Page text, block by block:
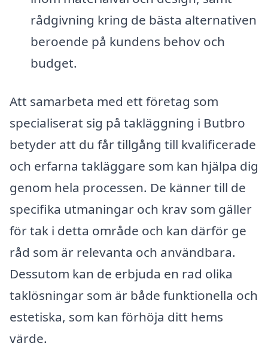
rådgivning kring de bästa alternativen
beroende på kundens behov och
budget.
Att samarbeta med ett företag som
specialiserat sig på takläggning i Butbro
betyder att du får tillgång till kvalificerade
och erfarna takläggare som kan hjälpa dig
genom hela processen. De känner till de
specifika utmaningar och krav som gäller
för tak i detta område och kan därför ge
råd som är relevanta och användbara.
Dessutom kan de erbjuda en rad olika
taklösningar som är både funktionella och
estetiska, som kan förhöja ditt hems
värde.